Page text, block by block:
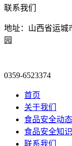
联系我们
地址：山西省运城
园
0359-6523374
首页
关于我们
食品安全动态
食品安全知识
联系我们